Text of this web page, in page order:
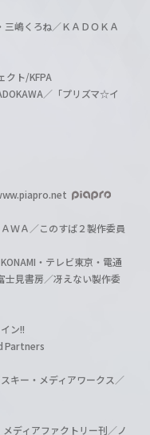
嶋くろね／ＫＡＤＯＫＡ
ト/KFPA
／「プリズマ☆イ
ＷＡ／このすば２製作委員
・テレビ東京・電通
士見書房／冴えない製作委
ン!!
Partners
キー・メディアワークス／
ディアファクトリー刊／ノ